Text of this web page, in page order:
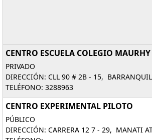
CENTRO ESCUELA COLEGIO MAURHY
PRIVADO
DIRECCIÓN: CLL 90 # 2B - 15,
TELÉFONO: 3288963
CENTRO EXPERIMENTAL PILOTO
PÚBLICO
DIRECCIÓN: CARRERA 12 7 - 29, MANATI